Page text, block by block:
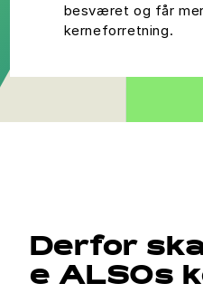
besværet og får
kerneforretning.
Derfor
e ALSOs